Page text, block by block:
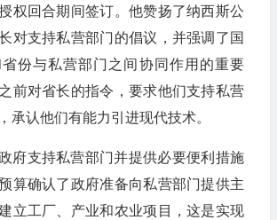
权回合期间签订。他赞扬了纳西斯公
对支持私营部门的倡议，并强调了国
份与私营部门之间协同作用的重要
前对省长的指令，要求他们支持私营
承认他们有能力引进现代技术。
府支持私营部门并提供必要便利措施
算确认了政府准备向私营部门提供主
立工厂、产业和农业项目，这是实现